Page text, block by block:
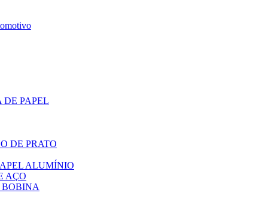
PAPEL
DE PRATO
ALUMÍNIO
AÇO